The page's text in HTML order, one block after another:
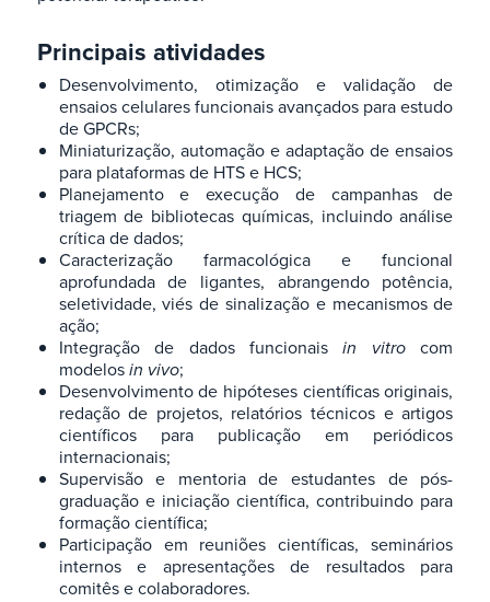
Principais atividades​
Desenvolvimento, otimização e validação de
ensaios celulares funcionais avançados para estudo
de GPCRs​;
Miniaturização, automação e adaptação de ensaios
para plataformas de HTS e HCS​;
Planejamento e execução de campanhas de
triagem de bibliotecas químicas, incluindo análise
crítica de dados;
Caracterização farmacológica e funcional
aprofundada de ligantes, abrangendo potência,
seletividade, viés de sinalização e mecanismos de
ação​;
Integração de dados funcionaisin vitrocom
modelosin vivo​;
Desenvolvimento de hipóteses científicas originais,
redação de projetos, relatórios técnicos e artigos
científicos para publicação em periódicos
internacionais​;
Supervisão e mentoria de estudantes de pós-
graduação e iniciação científica, contribuindo para
formação científica;
Participação em reuniões científicas, seminários
internos e apresentações de resultados para
comitês e colaboradores.